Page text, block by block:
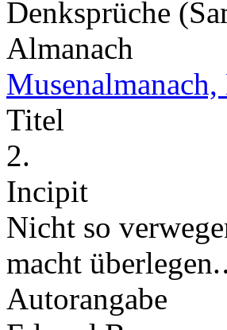
Denksprüche
Almanach
Titel
2.
Incipit
Nicht so
macht
Autorangabe